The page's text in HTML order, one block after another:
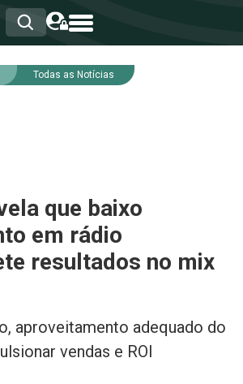
Todas as Notícias
que baixo
em rádio
resultados no mix
aproveitamento adequado do
vendas e ROI